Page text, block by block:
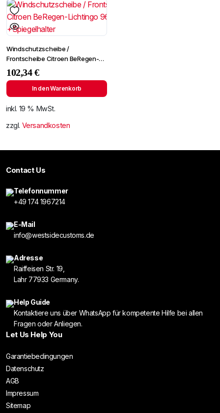
Windschutzscheibe /
Frontscheibe Citroen BeRegen-
Lichtingo 96- +Spiegelhalter
102,34€
In den Warenkorb
inkl. 19 % MwSt.
zzgl. Versandkosten
Contact Us
Telefonnummer
+49 174 1967214
E-Mail
info@westsidecustoms.de
Adresse
Raiffeisen Str. 19,
Lahr 77933 Germany.
Help Guide
Kontaktiere uns über WhatsApp für kompetente Hilfe bei allen
Fragen oder Anliegen.
Let Us Help You
Garantiebedingungen
Datenschutz
AGB
Impressum
Sitemap